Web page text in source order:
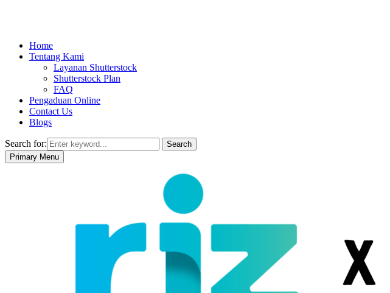
Home
Tentang Kami
Layanan Shutterstock
Shutterstock Plan
FAQ
Pengaduan Online
Contact Us
Blogs
Search for:
Search
Primary Menu